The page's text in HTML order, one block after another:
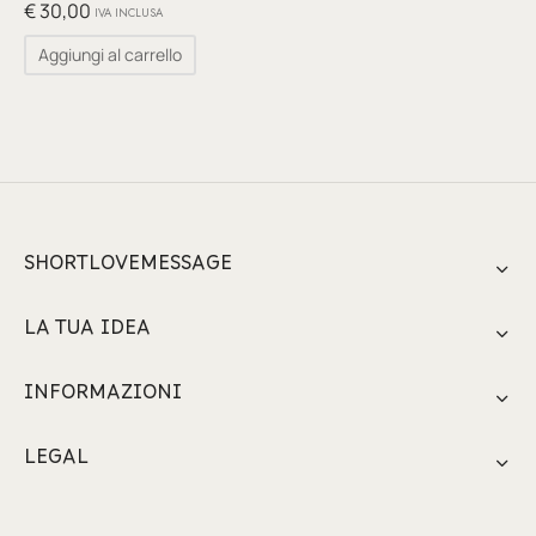
€30,00 IVA INCLUSA
Aggiungi al carrello
SHORTLOVEMESSAGE
LA TUA IDEA
INFORMAZIONI
LEGAL
per Te